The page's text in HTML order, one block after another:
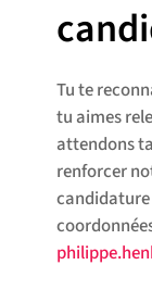
Tu te
tu aimes
attendons
renforcer
candidature